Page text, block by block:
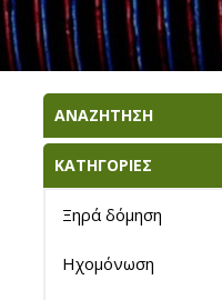
ΑΝΑΖΗΤΗΣΗ
ΚΑΤΗΓΟΡΙΕΣ
Ξηρά δόμηση
Ηχομόνωση